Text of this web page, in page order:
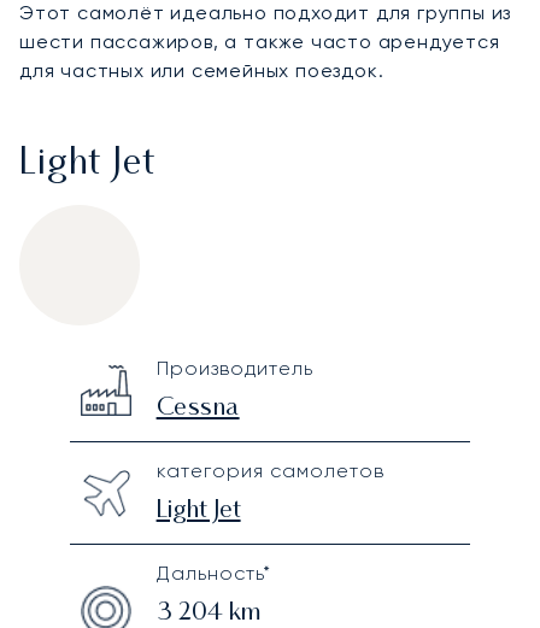
Этот самолёт идеально подходит для группы из
шести пассажиров, а также часто арендуется
для частных или семейных поездок.
Light Jet
Technical specifications
Производитель
Cessna
категория самолетов
Light Jet
Дальность*
3 204km